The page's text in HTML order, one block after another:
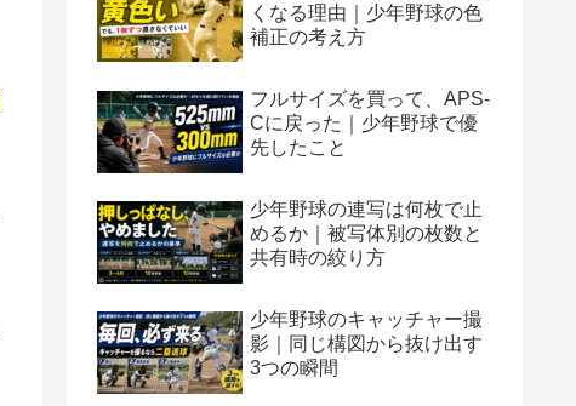
くなる理由｜少年野球の色
補正の考え方
フルサイズを買って、APS-
Cに戻った｜少年野球で優
先したこと
少年野球の連写は何枚で止
めるか｜被写体別の枚数と
共有時の絞り方
少年野球のキャッチャー撮
影｜同じ構図から抜け出す
3つの瞬間